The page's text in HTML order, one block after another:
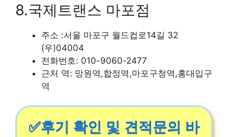
8.국제트랜스 마포점
주소 :서울 마포구 월드컵로14길 32
(우)04004
전화번호: 010-9060-2477
근처 역: 망원역,합정역,마포구청역,홍대입구
역
✅후기 확인 및 견적문의 바